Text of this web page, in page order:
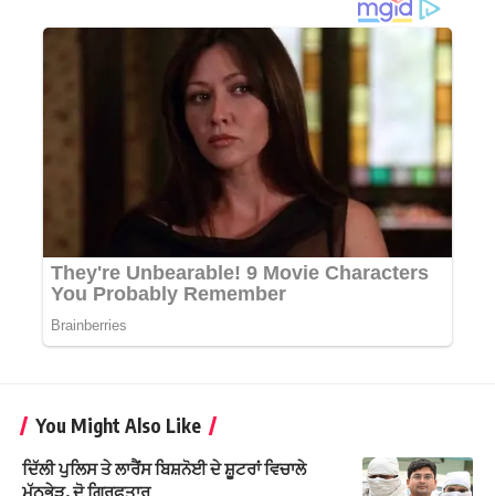
You Might Also Like
ਦਿੱਲੀ ਪੁਲਿਸ ਤੇ ਲਾਰੈਂਸ ਬਿਸ਼ਨੋਈ ਦੇ ਸ਼ੂਟਰਾਂ ਵਿਚਾਲੇ
ਮੁੱਠਭੇੜ, ਦੋ ਗ੍ਰਿਫ਼ਤਾਰ